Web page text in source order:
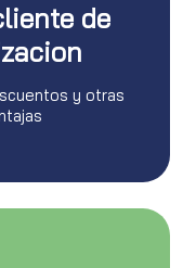
de
y otras